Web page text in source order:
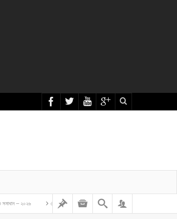
বাংলাদেশ গম ও ভুট্টা গবেষণা ইনস্টিটিউট এর অফিস সহকারী কাম কম্পিউটার মুদ্রাক্ষরিক